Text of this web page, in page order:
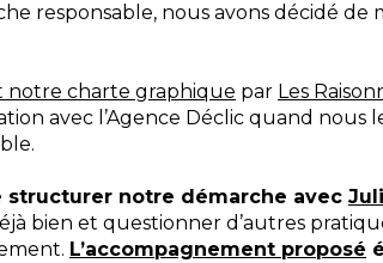
responsable, nous avons décidé
notre charte graphique par Les
avec l’Agence Déclic quand
structurer notre démarche avec
bien et questionner d’autres
L’accompagnement proposé